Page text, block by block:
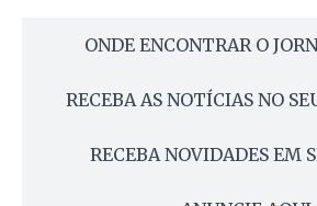
ONDE ENCONTRAR O
RECEBA AS NOTÍCIAS NO
RECEBA NOVIDADES EM